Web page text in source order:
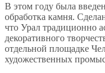
В этом году была
обработка камня.
что Урал традиционно
декоративного
отдельной площадке
художественных